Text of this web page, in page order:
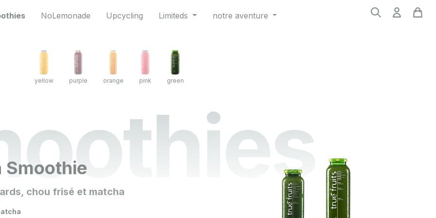
NoLemonade Upcycling Limiteds notre aventure
yellow purple orange pink green
Smoothie
chou frisé et matcha